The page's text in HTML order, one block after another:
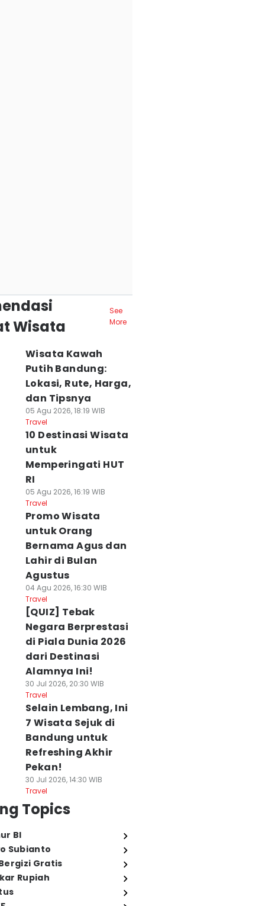
Wisata
See
More
Wisata Kawah
Putih Bandung:
Lokasi, Rute, Harga,
dan Tipsnya
05 Agu 2026, 18:19 WIB
Travel
10 Destinasi Wisata
untuk
Memperingati HUT
RI
05 Agu 2026, 16:19 WIB
Travel
Promo Wisata
untuk Orang
Bernama Agus dan
Lahir di Bulan
Agustus
04 Agu 2026, 16:30 WIB
Travel
[QUIZ] Tebak
Negara Berprestasi
di Piala Dunia 2026
dari Destinasi
Alamnya Ini!
30 Jul 2026, 20:30 WIB
Travel
Selain Lembang, Ini
7 Wisata Sejuk di
Bandung untuk
Refreshing Akhir
Pekan!
30 Jul 2026, 14:30 WIB
Travel
Topics
BI
Subianto
Gratis
Rupiah